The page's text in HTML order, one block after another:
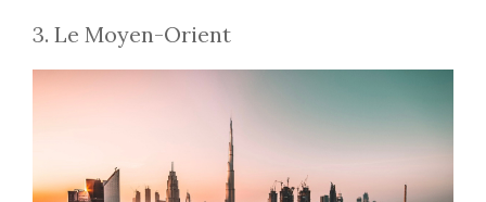
3. Le Moyen-Orient